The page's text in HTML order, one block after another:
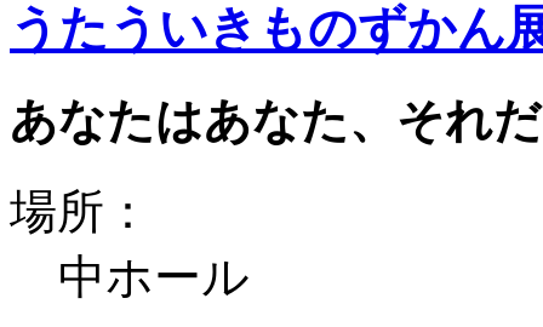
うたういきものずかん
あなたはあなた、それ
場所：
中ホール